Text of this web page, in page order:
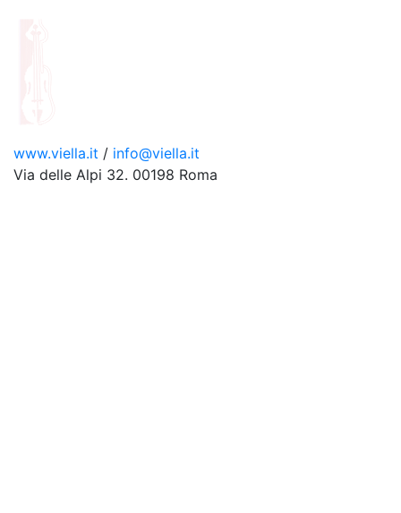
www.viella.it / info@viella.it
Via delle Alpi 32. 00198 Roma